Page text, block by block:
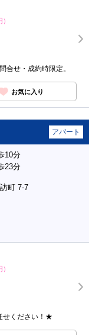
合せ・成約時限定。
お気に入り
アパート
10分
23分
町 7-7
せください！★